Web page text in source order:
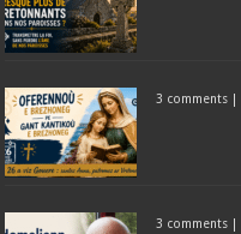
3 comments |
3 comments |